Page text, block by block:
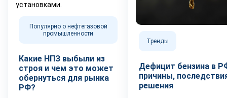
Популярно о нефтегазовой
промышленности
Какие НПЗ выбыли из
строя и чем это может
обернуться для рынка
РФ?
Тренды
Дефицит бензина в
причины,
решения